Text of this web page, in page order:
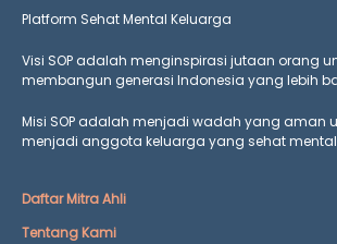
Platform Sehat Mental Keluarga
Visi SOP adalah menginspirasi jutaan orang
membangun generasi Indonesia yang lebih
Misi SOP adalah menjadi wadah yang aman
menjadi anggota keluarga yang sehat
Daftar Mitra Ahli
Tentang Kami